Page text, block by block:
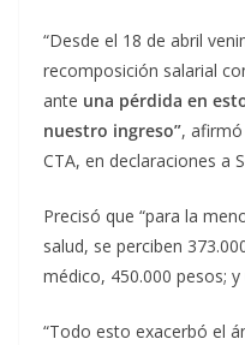
“Desde el 18 de abril
recomposición salarial
ante una pérdida en
nuestro ingreso”,
CTA, en declaraciones a
Precisó que “para la
salud, se perciben
médico, 450.000 pesos;
“Todo esto exacerbó el